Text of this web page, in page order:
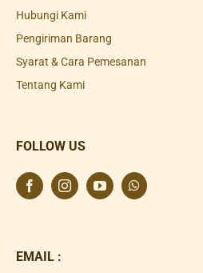
Hubungi Kami
Pengiriman Barang
Syarat & Cara Pemesanan
Tentang Kami
FOLLOW US
EMAIL :